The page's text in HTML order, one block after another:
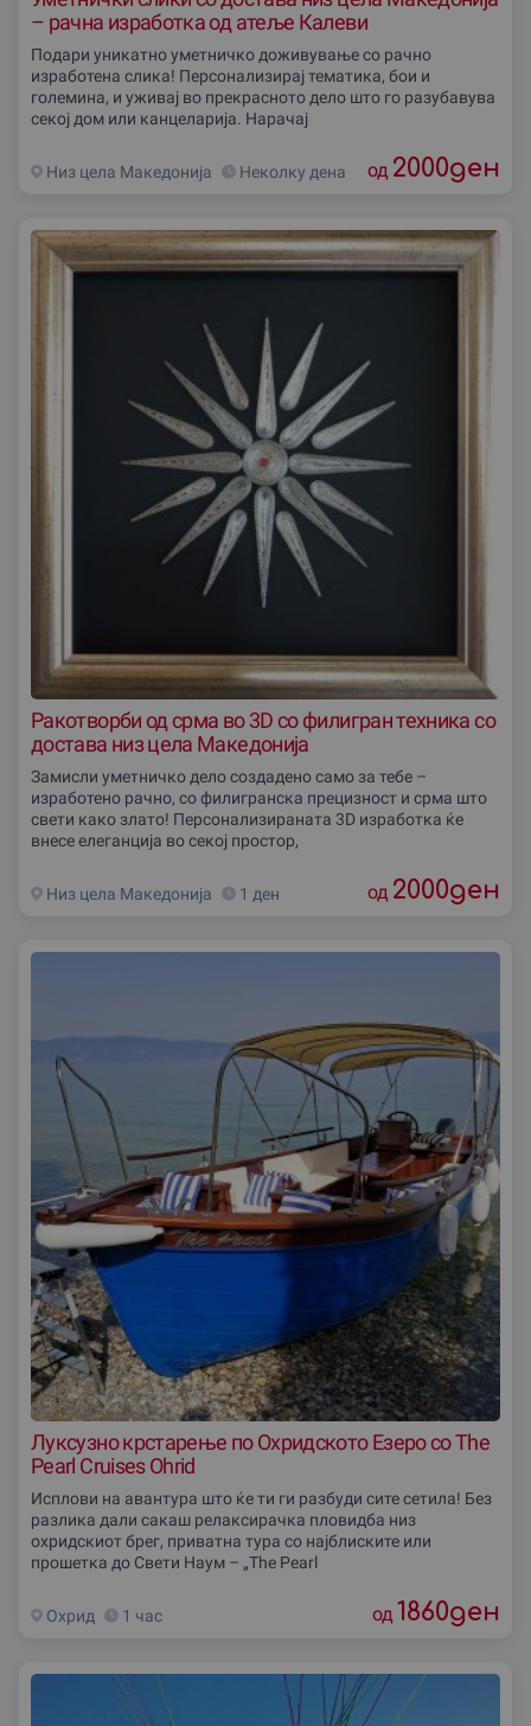
– рачна изработка од атеље Калеви
Подари уникатно уметничко доживување со рачно
изработена слика! Персонализирај тематика, бои и
големина, и уживај во прекрасното дело што го разубавува
секој дом или канцеларија. Нарачај
Низ цела Македониjа Неколку дена од 2000ден
Ракотворби од срма во 3D со филигран техника со
достава низ цела Македониjа
Замисли уметничко дело создадено само за тебе –
изработено рачно, со филигранска прецизност и срма што
свети како злато! Персонализираната 3D изработка ќе
внесе елеганција во секој простор,
Низ цела Македониjа 1 ден од 2000ден
Луксузно крстарење по Охридското Езеро со The
Pearl Cruises Ohrid
Исплови на авантура што ќе ти ги разбуди сите сетила! Без
разлика дали сакаш релаксирачка пловидба низ
охридскиот брег, приватна тура со најблиските или
прошетка до Свети Наум – „The Pearl
Охрид 1 час од 1860ден